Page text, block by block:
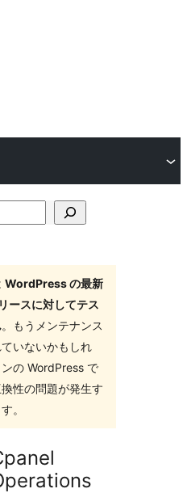
WordPress の最新
ースに対してテス
。もうメンテナンス
いないかもしれ
の WordPress で
性の問題が発生す
。